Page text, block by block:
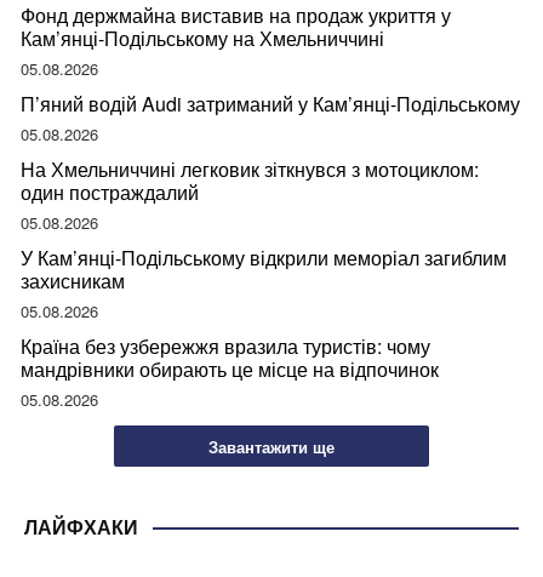
Фонд держмайна виставив на продаж укриття у
Кам’янці-Подільському на Хмельниччині
05.08.2026
П’яний водій Audi затриманий у Кам’янці-Подільському
05.08.2026
На Хмельниччині легковик зіткнувся з мотоциклом:
один постраждалий
05.08.2026
У Кам’янці-Подільському відкрили меморіал загиблим
захисникам
05.08.2026
Країна без узбережжя вразила туристів: чому
мандрівники обирають це місце на відпочинок
05.08.2026
Завантажити ще
ЛАЙФХАКИ